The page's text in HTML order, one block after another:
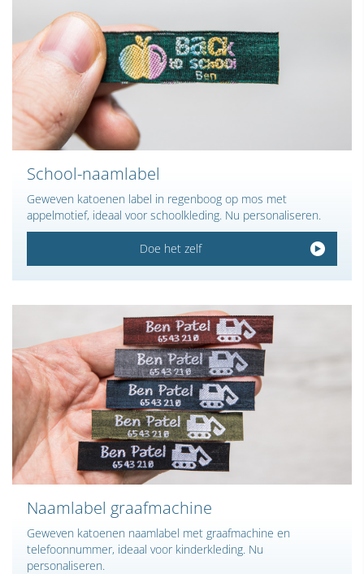
School-naamlabel
Geweven katoenen label in regenboog op mos met
appelmotief, ideaal voor schoolkleding. Nu personaliseren.
Doe het zelf
Naamlabel graafmachine
Geweven katoenen naamlabel met graafmachine en
telefoonnummer, ideaal voor kinderkleding. Nu
personaliseren.